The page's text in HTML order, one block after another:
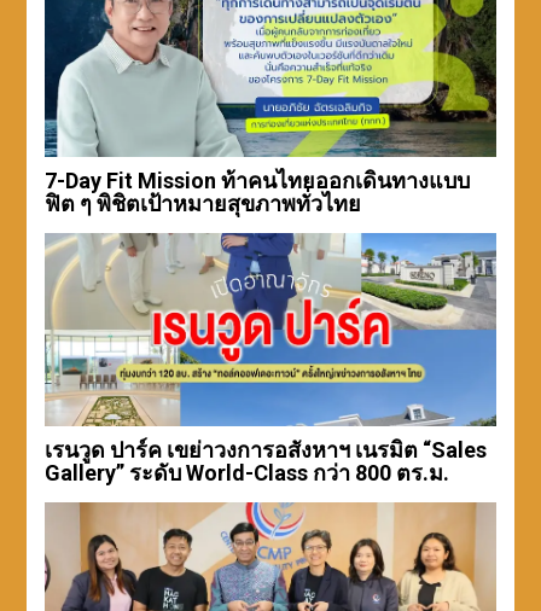
7-Day Fit Mission ท้าคนไทยออกเดินทางแบบ
ฟิต ๆ พิชิตเป้าหมายสุขภาพทั่วไทย
เรนวูด ปาร์ค เขย่าวงการอสังหาฯ เนรมิต “Sales
Gallery” ระดับ World-Class กว่า 800 ตร.ม.